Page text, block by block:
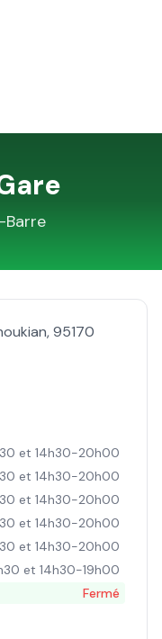
Barre
,95170
et 14h30-20h00
et 14h30-20h00
et 14h30-20h00
et 14h30-20h00
et 14h30-20h00
et 14h30-19h00
Fermé